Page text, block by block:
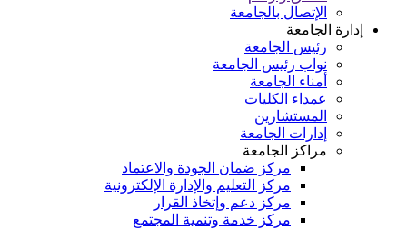
الإتصال بالجامعة
إدارة الجامعة
رئيس الجامعة
نواب رئيس الجامعة
أمناء الجامعة
عمداء الكليات
المستشارين
إدارات الجامعة
مراكز الجامعة
مركز ضمان الجودة والاعتماد
مركز التعليم والإدارة الإلكترونية
مركز دعم وإتخاذ القرار
مركز خدمة وتنمية المجتمع